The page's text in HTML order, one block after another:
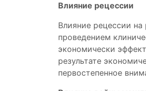
Влияние рецессии
Влияние рецессии
проведением
экономически
результате
первостепенное